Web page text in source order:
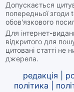
Допускається
попередньої згоди
обов'язкового
Для інтернет-
відкритого для
цитовані статті не
джерела.
редакція
політика